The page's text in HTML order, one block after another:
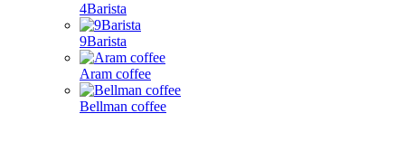
4Barista
9Barista
Aram coffee
Bellman coffee